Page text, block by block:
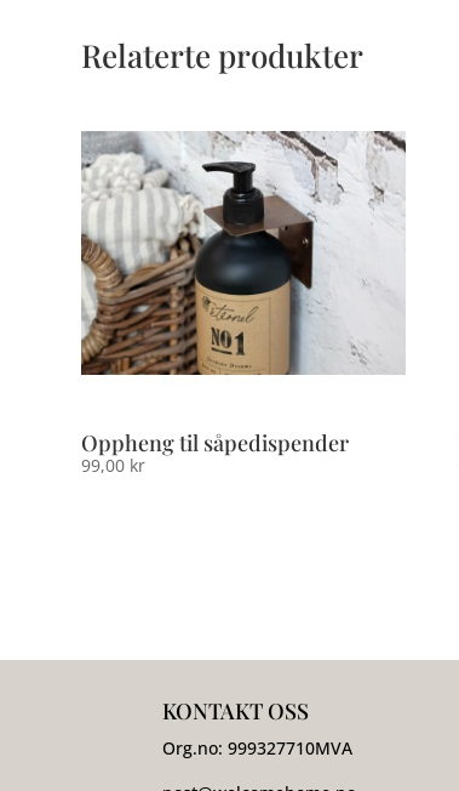
Relaterte produkter
Oppheng til såpedispender
99,00 kr
KONTAKT OSS
Org.no:999327710MVA